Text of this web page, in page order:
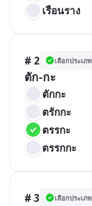
เรือนราง
# 2 เลือกประเภท
ตัก-กะ
ตักกะ
ตรักกะ
ตรรกะ
ตรรกกะ
# 3 เลือกประเภท